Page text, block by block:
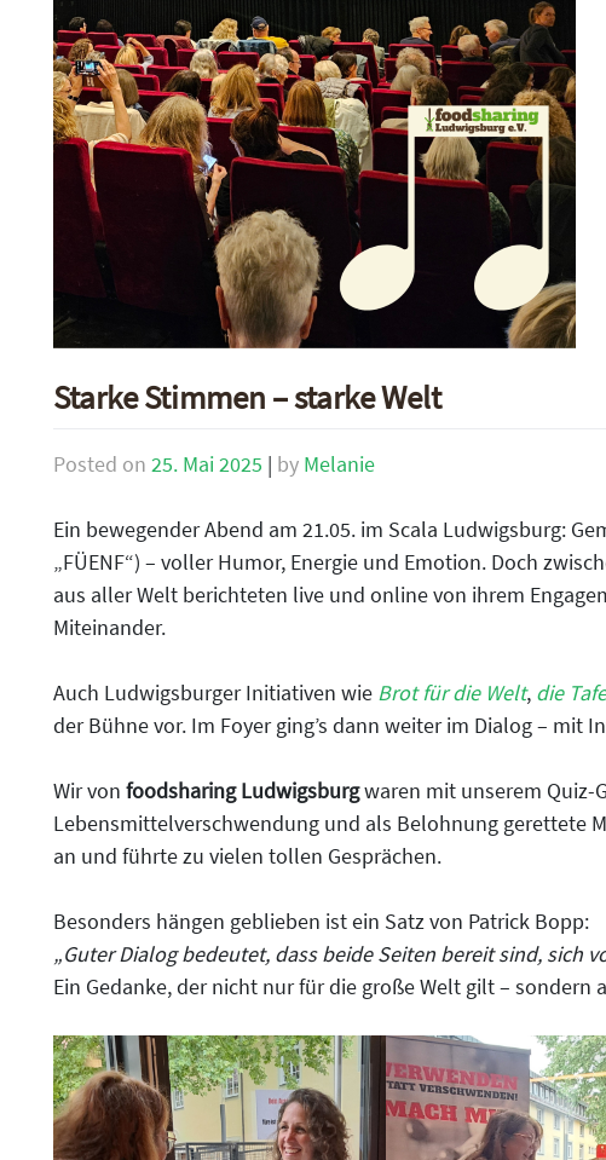
Starke Stimmen – starke Welt
Posted on 25. Mai 2025 | by Melanie
Ein bewegender Abend am 21.05. im Scala Ludwigsburg:
„FÜENF“) – voller Humor, Energie und Emotion. Doch
aus aller Welt berichteten live und online von ihrem
Miteinander.
Auch Ludwigsburger Initiativen wie Brot für die Welt, die
der Bühne vor. Im Foyer ging’s dann weiter im Dialog – mit
Wir von foodsharing Ludwigsburgwaren mit unserem Quiz-
Lebensmittelverschwendung und als Belohnung gerettete
an und führte zu vielen tollen Gesprächen.
Besonders hängen geblieben ist ein Satz von Patrick Bopp:
„Guter Dialog bedeutet, dass beide Seiten bereit sind, sich
Ein Gedanke, der nicht nur für die große Welt gilt –